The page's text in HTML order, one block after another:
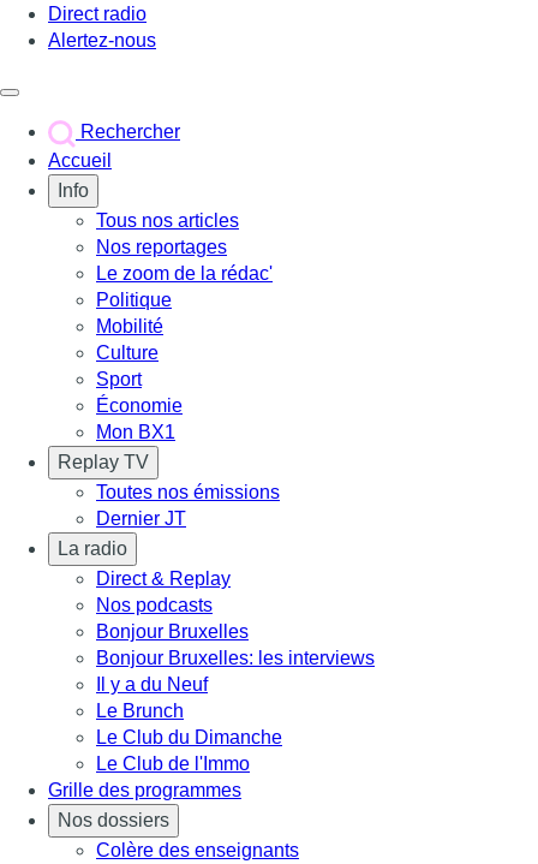
Direct radio
Alertez-nous
Rechercher
Accueil
Info
Tous nos articles
Nos reportages
Le zoom de la rédac'
Politique
Mobilité
Culture
Sport
Économie
Mon BX1
Replay TV
Toutes nos émissions
Dernier JT
La radio
Direct & Replay
Nos podcasts
Bonjour Bruxelles
Bonjour Bruxelles: les interviews
Il y a du Neuf
Le Brunch
Le Club du Dimanche
Le Club de l'Immo
Grille des programmes
Nos dossiers
Colère des enseignants